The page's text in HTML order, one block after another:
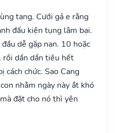
tang. Cưới gả e rằng
đấu kiện tụng lâm bại.
dễ gặp nạn. 10 hoặc
rồi dần dần tiêu hết
cách chức. Sao Cang
nhằm ngày này ắt khó
đặt cho nó thì yên